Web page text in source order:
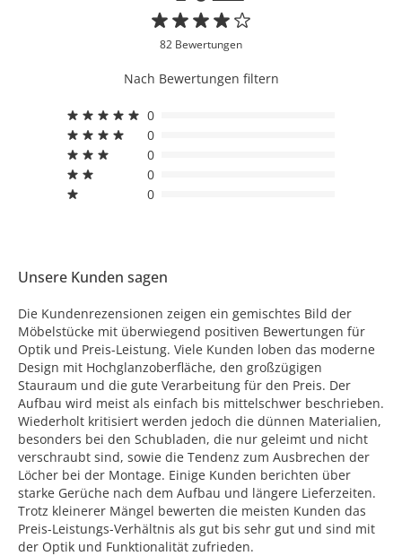
82 Bewertungen
Nach Bewertungen filtern
0
0
0
0
0
Unsere Kunden sagen
Die Kundenrezensionen zeigen ein gemischtes Bild der
Möbelstücke mit überwiegend positiven Bewertungen für
Optik und Preis-Leistung. Viele Kunden loben das moderne
Design mit Hochglanzoberfläche, den großzügigen
Stauraum und die gute Verarbeitung für den Preis. Der
Aufbau wird meist als einfach bis mittelschwer beschrieben.
Wiederholt kritisiert werden jedoch die dünnen Materialien,
besonders bei den Schubladen, die nur geleimt und nicht
verschraubt sind, sowie die Tendenz zum Ausbrechen der
Löcher bei der Montage. Einige Kunden berichten über
starke Gerüche nach dem Aufbau und längere Lieferzeiten.
Trotz kleinerer Mängel bewerten die meisten Kunden das
Preis-Leistungs-Verhältnis als gut bis sehr gut und sind mit
der Optik und Funktionalität zufrieden.